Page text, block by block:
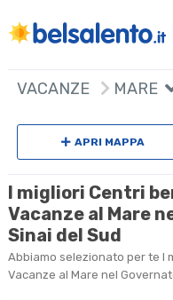
VACANZE MARE
APRI MAPPA
I migliori Centri
Vacanze al Mare
Sinai del Sud
Abbiamo selezionato per te I
Vacanze al Mare nel
+